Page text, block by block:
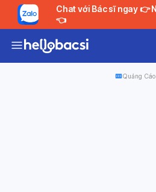
Chat với Bác sĩ ngay 👉 Nhận tư vấn MIỄN PHÍ
👈
Quảng Cáo